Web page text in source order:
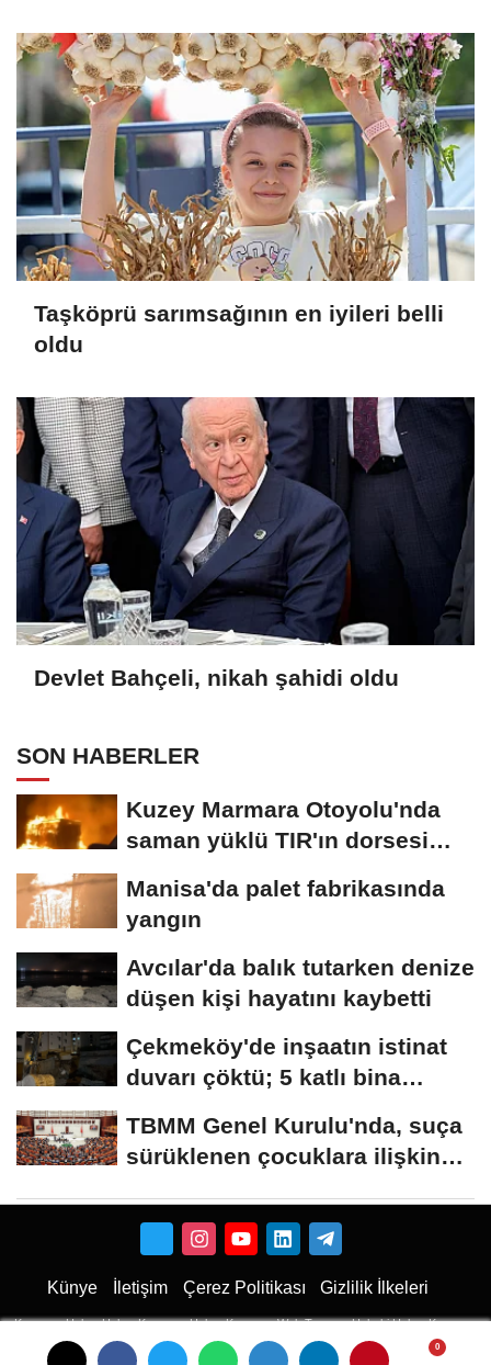
Taşköprü sarımsağının en iyileri belli
oldu
Devlet Bahçeli, nikah şahidi oldu
SON HABERLER
Kuzey Marmara Otoyolu'nda
saman yüklü TIR'ın dorsesi
Manisa'da palet fabrikasında
yangın
Avcılar'da balık tutarken denize
düşen kişi hayatını kaybetti
Çekmeköy'de inşaatın istinat
duvarı çöktü; 5 katlı bina
TBMM Genel Kurulu'nda, suça
sürüklenen çocuklara ilişkin
Künye İletişim Çerez Politikası Gizlilik İlkeleri
Karaman Haber Haber Karaman Haber Karaman Web Tasarım Hukuki Haber Karaman
Emlak Karaman Çiçekci